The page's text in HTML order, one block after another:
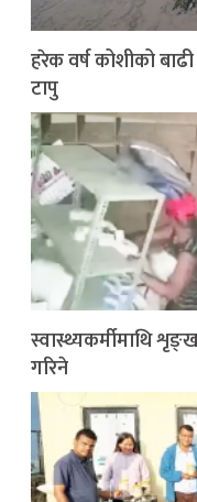
हरेक वर्ष कोशीको
टापु
स्वास्थ्यकर्मीमाथि
गरिने